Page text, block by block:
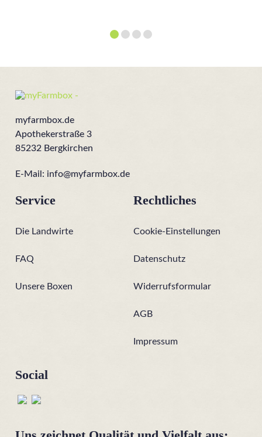
myfarmbox.de
Apothekerstraße 3
85232 Bergkirchen
E-Mail: info@myfarmbox.de
Service
Die Landwirte
FAQ
Unsere Boxen
Rechtliches
Cookie-Einstellungen
Datenschutz
Widerrufsformular
AGB
Impressum
Social